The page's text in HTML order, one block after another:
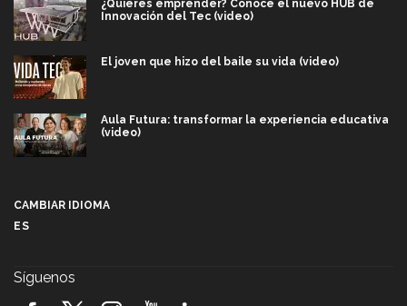
¿Quieres emprender? Conoce el nuevo HUB de
Innovación del Tec (video)
El joven que hizo del baile su vida (video)
Aula Futura: transformar la experiencia educativa
(video)
CAMBIAR IDIOMA
ES
Síguenos